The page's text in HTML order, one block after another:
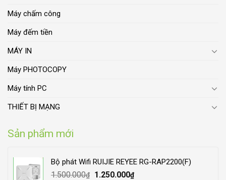
Máy chấm công
Máy đếm tiền
MÁY IN
Máy PHOTOCOPY
Máy tính PC
THIẾT BỊ MẠNG
Sản phẩm mới
Bộ phát Wifi RUIJIE REYEE RG-RAP2200(F)
1.500.000₫
Original
1.250.000₫Current